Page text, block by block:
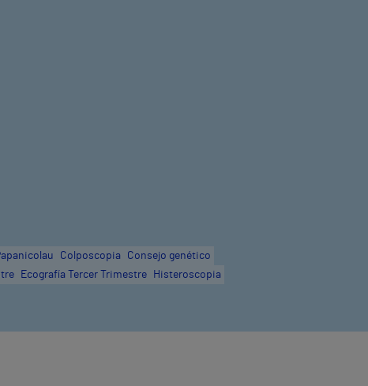
Colposcopia
Consejo genético
Ecografía Tercer Trimestre
Histeroscopia